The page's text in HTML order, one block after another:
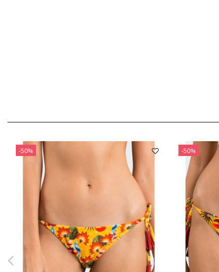
-50% -50%